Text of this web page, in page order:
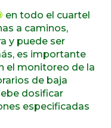
en todo el cuartel
a caminos,
y puede ser
es importante
el monitoreo de la
de baja
dosificar
especificadas